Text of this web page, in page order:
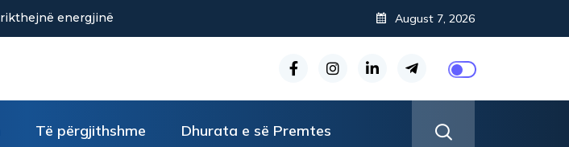
August 7, 2026
Të përgjithshme Dhurata e së Premtes